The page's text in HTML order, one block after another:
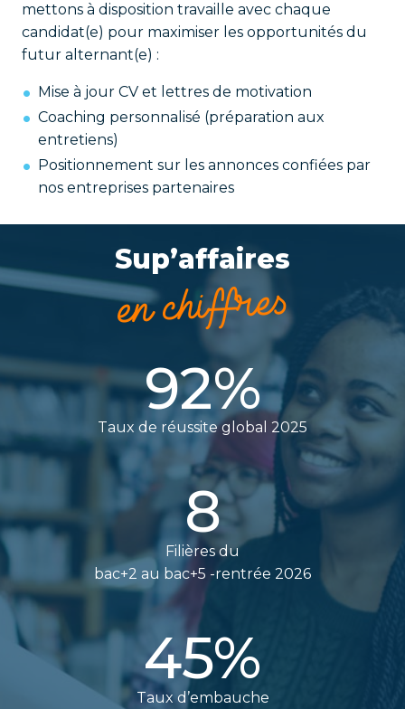
mettons à disposition travaille avec chaque
candidat(e) pour maximiser les opportunités du
futur alternant(e) :
Mise à jour CV et lettres de motivation
Coaching personnalisé (préparation aux
entretiens)
Positionnement sur les annonces confiées par
nos entreprises partenaires
Sup’affaires
en chiffres
92%
Taux de réussite global 2025
8
Filières du
bac+2 au bac+5 -rentrée 2026
45%
Taux d’embauche